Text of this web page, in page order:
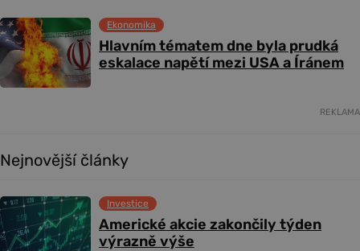
Hlavním tématem dne byla prudká
eskalace napětí mezi USA a Íránem
Ekonomika
REKLAMA
Nejnovější články
Americké akcie zakončily týden
výrazně výše
Investice